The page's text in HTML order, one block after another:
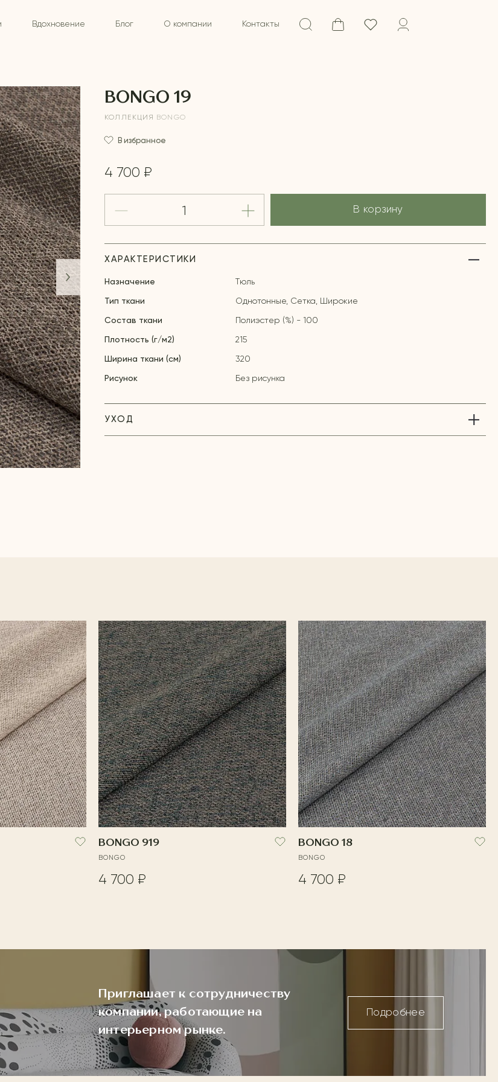
Вдохновение Блог О компании Контакты
BONGO 19
КОЛЛЕКЦИЯ BONGO
В избранное
4 700 ₽
В корзину
ХАРАКТЕРИСТИКИ
Назначение Тюль
Тип ткани Однотонные, Сетка, Широкие
Состав ткани Полиэстер (%) - 100
Плотность (г/м2) 215
Ширина ткани (см) 320
Рисунок Без рисунка
УХОД
BONGO 919
BONGO
4 700 ₽
BONGO 18
BONGO
4 700 ₽
Приглашает к сотрудничеству
компании, работающие на
интерьерном рынке.
Подробнее